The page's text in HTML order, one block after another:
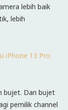
lebih baik
lebih
iPhone 13 Pro
bujet. Dan bujet
pemilik channel